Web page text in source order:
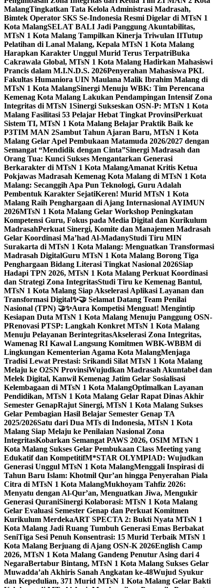
MalangTingkatkan Tata Kelola Administrasi Madrasah,
Bimtek Operator SKS Se-Indonesia Resmi Digelar di MTsN 1
Kota MalangSELAT BALI Jadi Panggung Akuntabilitas,
MTsN 1 Kota Malang Tampilkan Kinerja Triwulan IITutup
Pelatihan di Lanal Malang, Kepala MTsN 1 Kota Malang
Harapkan Karakter Unggul Murid Terus TerpatriBuka
Cakrawala Global, MTsN 1 Kota Malang Hadirkan Mahasiswi
Prancis dalam M.I.N.D.S. 2026Penyerahan Mahasiswa PKL
Fakultas Humaniora UIN Maulana Malik Ibrahim Malang di
MTsN 1 Kota MalangSinergi Menuju WBK: Tim Perencana
Kemenag Kota Malang Lakukan Pendampingan Intensif Zona
Integritas di MTsN 1Sinergi Sukseskan OSN-P: MTsN 1 Kota
Malang Fasilitasi 53 Pelajar Hebat Tingkat ProvinsiPerkuat
Sistem TI, MTsN 1 Kota Malang Belajar Praktik Baik ke
P3TIM MAN 2Sambut Tahun Ajaran Baru, MTsN 1 Kota
Malang Gelar Apel Pembukaan Matamuda 2026/2027 dengan
Semangat “Mendidik dengan Cinta”Sinergi Madrasah dan
Orang Tua: Kunci Sukses Mengantarkan Generasi
Berkarakter di MTsN 1 Kota MalangAmanat Kritis Ketua
Pokjawas Madrasah Kemenag Kota Malang di MTsN 1 Kota
Malang: Secanggih Apa Pun Teknologi, Guru Adalah
Pembentuk Karakter SejatiKeren! Murid MTsN 1 Kota
Malang Raih Penghargaan di Ajang Internasional AYIMUN
2026MTsN 1 Kota Malang Gelar Workshop Peningkatan
Kompetensi Guru, Fokus pada Media Digital dan Kurikulum
MadrasahPerkuat Sinergi, Komite dan Manajemen Madrasah
Gelar Koordinasi Ma’had Al-MadanyStudi Tiru MIN
Surakarta di MTsN 1 Kota Malang: Menguatkan Transformasi
Madrasah DigitalGuru MTsN 1 Kota Malang Borong Tiga
Penghargaan Bidang Literasi Tingkat Nasional 2026Siap
Hadapi TPN 2026, MTsN 1 Kota Malang Perkuat Koordinasi
dan Strategi Zona IntegritasStudi Tiru ke Kemenag Bantul,
MTsN 1 Kota Malang Siap Akselerasi Aplikasi Layanan dan
Transformasi Digital✨🤝 Selamat Datang Team Penilai
Nasional (TPN) 🤝✨Aura Kompetisi Menguat! Mengintip
Kesiapan Duta MTsN 1 Kota Malang Menuju Panggung OSN-
PRenovasi PTSP: Langkah Konkret MTsN 1 Kota Malang
Menuju Pelayanan BerintegritasAkselerasi Zona Integritas,
Wamenag RI Kawal Langsung Komitmen WBK-WBBM di
Lingkungan Kementerian Agama Kota MalangMenjaga
Tradisi Lewat Prestasi: Srikandi Silat MTsN 1 Kota Malang
Melaju ke O2SN ProvinsiWujudkan Madrasah Akuntabel dan
Melek Digital, Kanwil Kemenag Jatim Gelar Sosialisasi
Kelembagaan di MTsN 1 Kota MalangOptimalkan Layanan
Pendidikan, MTsN 1 Kota Malang Gelar Rapat Dinas Akhir
Semester GenapRajut Sinergi, MTsN 1 Kota Malang Sukses
Gelar Pembagian Hasil Belajar Semester Genap TA
2025/2026Satu dari Dua MTs di Indonesia, MTsN 1 Kota
Malang Siap Melaju ke Penilaian Nasional Zona
IntegritasKobarkan Semangat PAWS 2026, OSIM MTsN 1
Kota Malang Sukses Gelar Pembukaan Class Meeting yang
Edukatif dan KompetitifM*STAR OLYMPIAD: Wujudkan
Generasi Unggul MTsN 1 Kota MalangMenggali Inspirasi di
Tahun Baru Islam: Khotmil Qur’an hingga Penyerahan Piala
Citra di MTsN 1 Kota MalangMukhoyam Tahfiz 2026:
Menyatu dengan Al-Qur’an, Menguatkan Jiwa, Mengukir
Generasi QuraniSinergi Kolaborasi: MTsN 1 Kota Malang
Gelar Evaluasi Semester Genap dan Perkuat Komitmen
Kurikulum MerdekaART SPECTA 2: Bukti Nyata MTsN 1
Kota Malang Jadi Ruang Tumbuh Generasi Emas Berbakat
SeniTiga Sesi Penuh Konsentrasi: 15 Murid Terbaik MTsN 1
Kota Malang Berjuang di Ajang OSN-K 2026English Camp
2026, MTsN 1 Kota Malang Gandeng Penutur Asing dari 4
NegaraBertabur Bintang, MTsN 1 Kota Malang Sukses Gelar
Muwadda’ah Akhiris Sanah Angkatan ke-48Wujud Syukur
dan Kepedulian, 371 Murid MTsN 1 Kota Malang Gelar Bakti